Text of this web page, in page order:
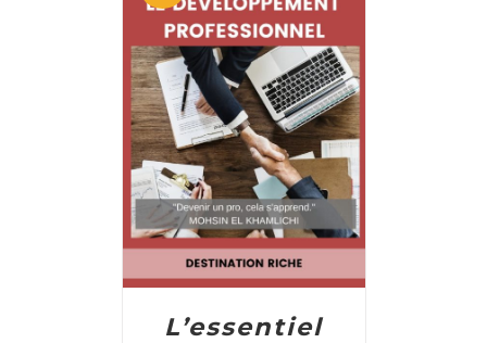
ADD TO CART / DETAILS
L’essentiel